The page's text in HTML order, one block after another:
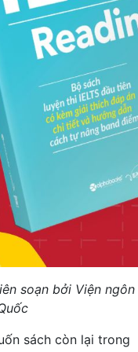
soạn bởi Viện ngôn
sách còn lại trong